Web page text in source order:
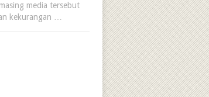
media tersebut
kekurangan …